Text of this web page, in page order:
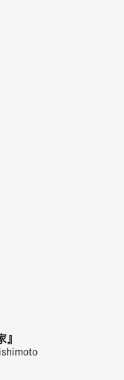
』